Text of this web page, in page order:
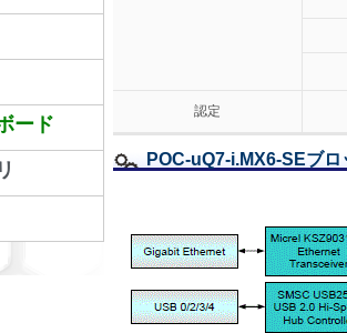
ード
認定
POC-uQ7-i.MX6-SEブロ